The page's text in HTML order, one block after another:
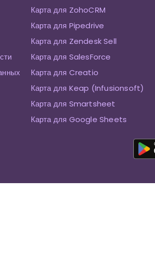
Карта для ZohoCRM
Карта для Pipedrive
Карта для Zendesk Sell
Карта для SalesForce
Карта для Creatio
Карта для Keap (Infusionsoft)
Карта для Smartsheet
Карта для Google Sheets